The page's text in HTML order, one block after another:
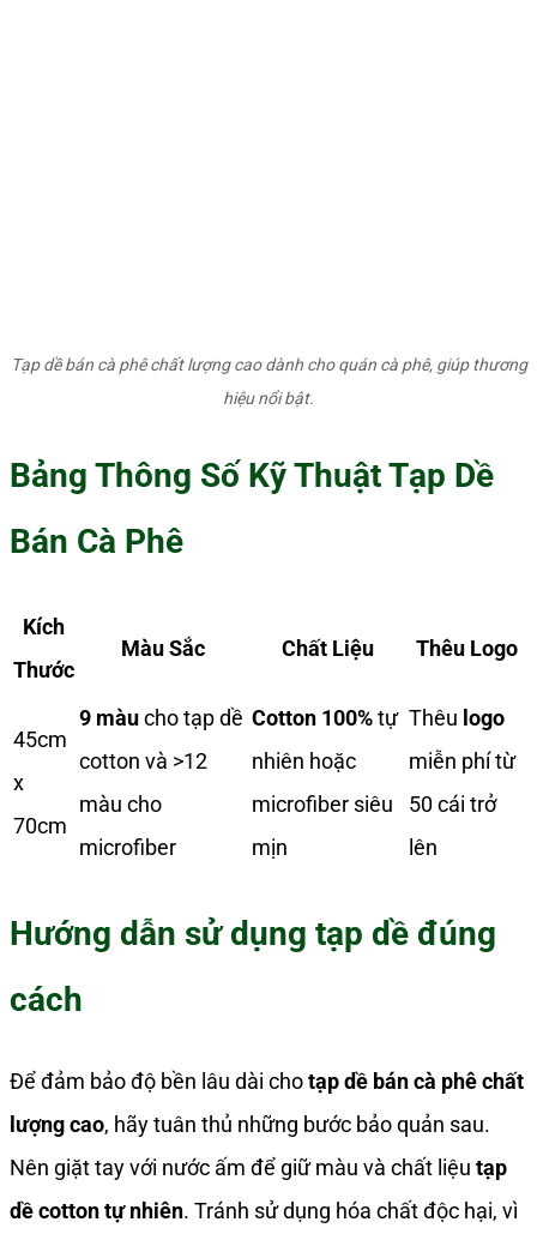
Tạp dề bán cà phê chất lượng cao dành cho quán cà phê, giúp thương
hiệu nổi bật.
Bảng Thông Số Kỹ Thuật Tạp Dề
Bán Cà Phê
Kích
Thước
Màu Sắc Chất Liệu Thêu Logo
45cm
x
70cm
9 màucho tạp dề
cotton và >12
màu cho
microfiber
Cotton 100%tự
nhiên hoặc
microfiber siêu
mịn
Thêu logo
miễn phí từ
50 cái trở
lên
Hướng dẫn sử dụng tạp dề đúng
cách
Để đảm bảo độ bền lâu dài chotạp dề bán cà phê chất
lượng cao, hãy tuân thủ những bước bảo quản sau.
Nên giặt tay với nước ấm để giữ màu và chất liệu tạp
dề cotton tự nhiên. Tránh sử dụng hóa chất độc hại, vì